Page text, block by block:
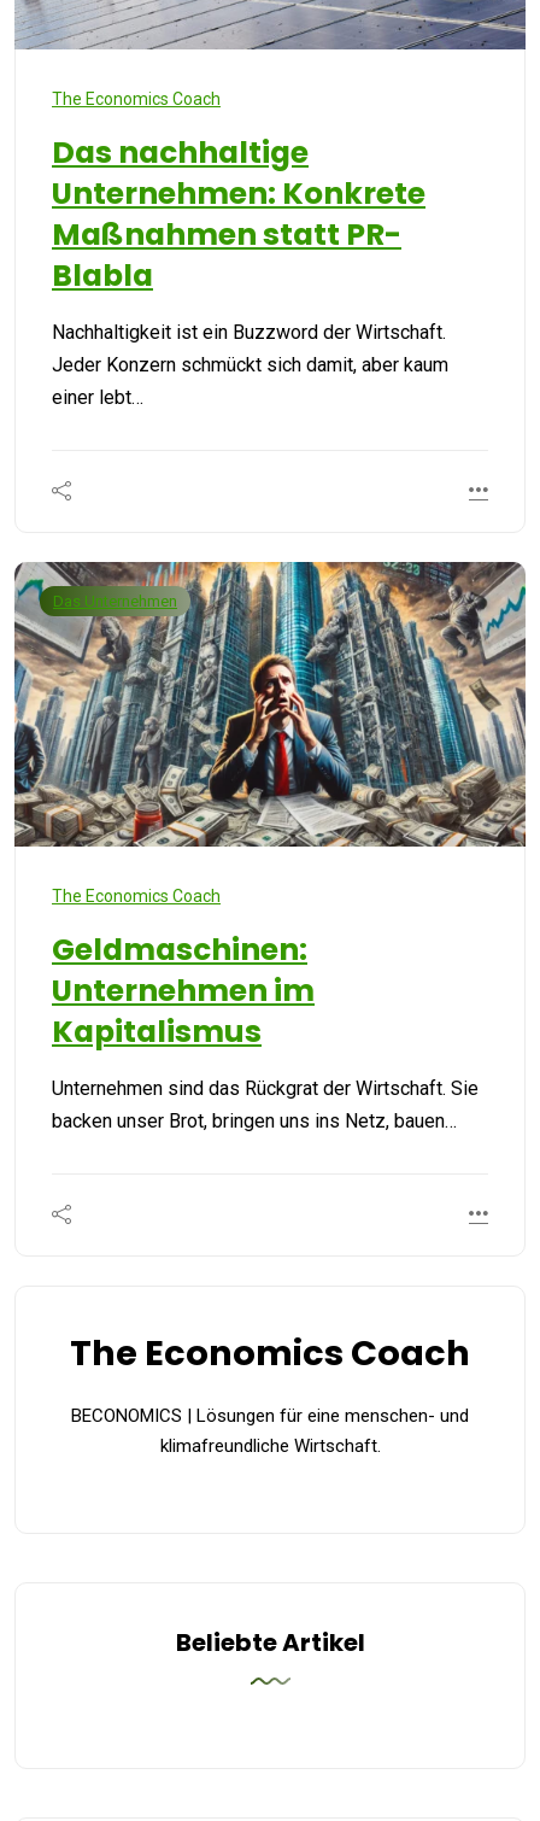
The Economics Coach
Das nachhaltige
Unternehmen: Konkrete
Maßnahmen statt PR-
Blabla
Nachhaltigkeit ist ein Buzzword der Wirtschaft.
Jeder Konzern schmückt sich damit, aber kaum
einer lebt…
Das Unternehmen
The Economics Coach
Geldmaschinen:
Unternehmen im
Kapitalismus
Unternehmen sind das Rückgrat der Wirtschaft. Sie
backen unser Brot, bringen uns ins Netz, bauen…
The Economics Coach
BECONOMICS | Lösungen für eine menschen- und
klimafreundliche Wirtschaft.
Beliebte Artikel